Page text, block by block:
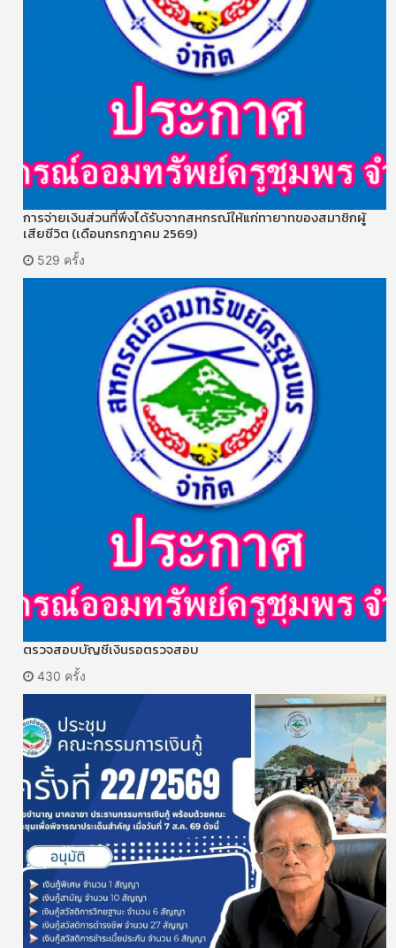
การจ่ายเงินส่วนที่พึงได้รับจากสหกรณ์ให้แก่ทายาทของสมาชิกผู้
เสียชีวิต (เดือนกรกฎาคม 2569)
529 ครั้ง
ตรวจสอบบัญชีเงินรอตรวจสอบ
430 ครั้ง